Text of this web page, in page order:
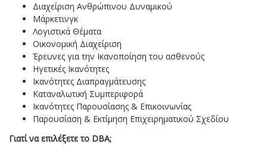
Διαχείριση Ανθρώπινου Δυναμικού
Μάρκετινγκ
Λογιστικά Θέματα
Οικονομική Διαχείριση
Έρευνες για την Ικανοποίηση του ασθενούς
Ηγετικές Ικανότητες
Ικανότητες Διαπραγμάτευσης
Καταναλωτική Συμπεριφορά
Ικανότητες Παρουσίασης & Επικοινωνίας
Παρουσίαση & Εκτίμηση Επιχειρηματικού Σχεδίου
Γιατί να επιλέξετε το DBA;